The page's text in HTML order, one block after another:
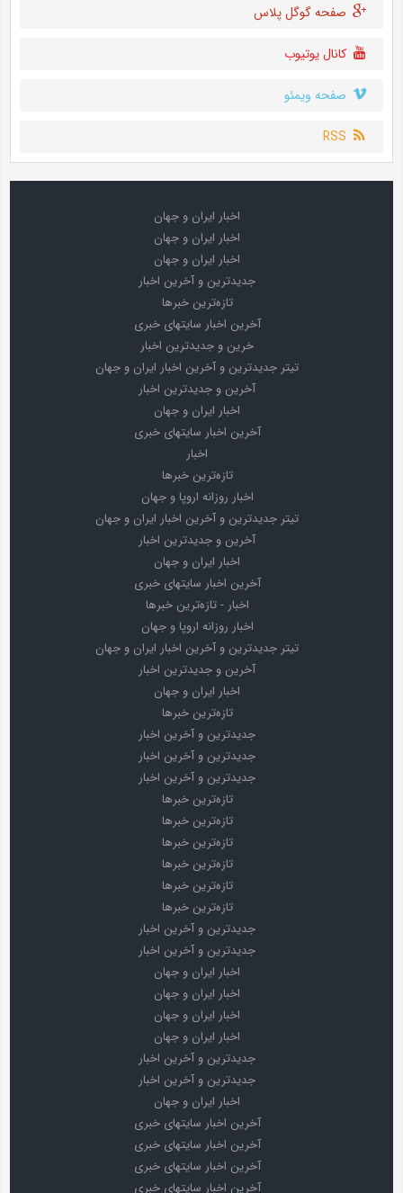
صفحه گوگل پلاس
کانال یوتیوب
صفحه ویمئو
RSS
اخبار ایران و جهان
اخبار ایران و جهان
اخبار ایران و جهان
جدیدترین و آخرین اخبار
تازه‌ترین خبرها
آخرین اخبار سایتهای خبری
خرین و جدیدترین اخبار
تیتر جدیدترین و آخرین اخبار ایران و جهان
آخرین و جدیدترین اخبار
اخبار ایران و جهان
آخرین اخبار سایتهای خبری
اخبار
تازه‌ترین خبرها
اخبار روزانه اروپا و جهان
تیتر جدیدترین و آخرین اخبار ایران و جهان
آخرین و جدیدترین اخبار
اخبار ایران و جهان
آخرین اخبار سایتهای خبری
اخبار - تازه‌ترین خبرها
اخبار روزانه اروپا و جهان
تیتر جدیدترین و آخرین اخبار ایران و جهان
آخرین و جدیدترین اخبار
اخبار ایران و جهان
تازه‌ترین خبرها
جدیدترین و آخرین اخبار
جدیدترین و آخرین اخبار
جدیدترین و آخرین اخبار
تازه‌ترین خبرها
تازه‌ترین خبرها
تازه‌ترین خبرها
تازه‌ترین خبرها
تازه‌ترین خبرها
تازه‌ترین خبرها
جدیدترین و آخرین اخبار
جدیدترین و آخرین اخبار
اخبار ایران و جهان
اخبار ایران و جهان
اخبار ایران و جهان
اخبار ایران و جهان
جدیدترین و آخرین اخبار
جدیدترین و آخرین اخبار
اخبار ایران و جهان
آخرین اخبار سایتهای خبری
آخرین اخبار سایتهای خبری
آخرین اخبار سایتهای خبری
آخرین اخبار سایتهای خبری